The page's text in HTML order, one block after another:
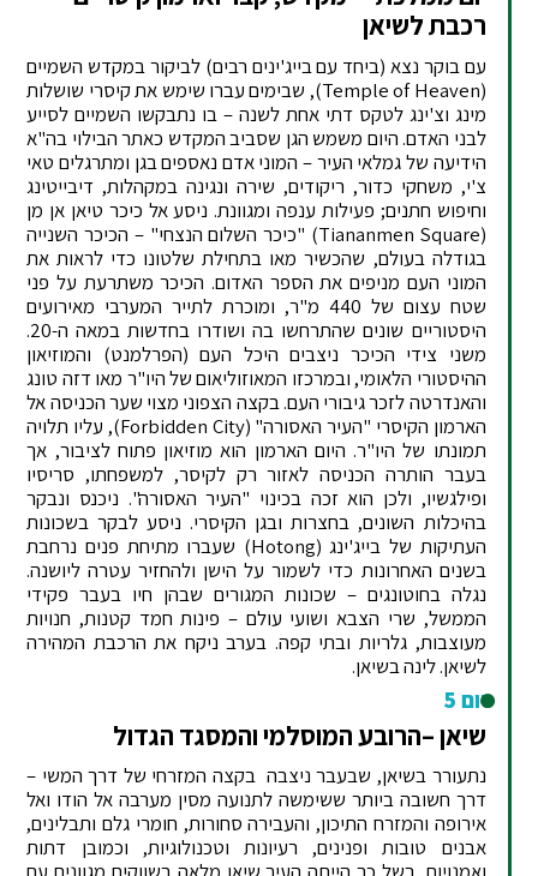
רכבת לשיאן
עם בוקר נצא (ביחד עם בייג'ינים רבים) לביקור במקדש השמיים
(Temple of Heaven), שבימים עברו שימש את קיסרי שושלות
מינג וצ'ינג לטקס דתי אחת לשנה – בו נתבקשו השמיים לסייע
לבני האדם. היום משמש הגן שסביב המקדש כאתר הבילוי בה"א
הידיעה של גמלאי העיר – המוני אדם נאספים בגן ומתרגלים טאי
צ'י, משחקי כדור, ריקודים, שירה ונגינה במקהלות, דיבייטינג
וחיפוש חתנים; פעילות ענפה ומגוונת. ניסע אל כיכר טיאן אן מן
(Tiananmen Square) "כיכר השלום הנצחי" – הכיכר השנייה
בגודלה בעולם, שהכשיר מאו בתחילת שלטונו כדי לראות את
המוני העם מניפים את הספר האדום. הכיכר משתרעת על פני
שטח עצום של 440 מ"ר, ומוכרת לתייר המערבי מאירועים
היסטוריים שונים שהתרחשו בה ושודרו בחדשות במאה ה-20.
משני צידי הכיכר ניצבים היכל העם (הפרלמנט) והמוזיאון
ההיסטורי הלאומי, ובמרכזו המאוזוליאום של היו"ר מאו דזה טונג
והאנדרטה לזכר גיבורי העם. בקצה הצפוני מצוי שער הכניסה אל
הארמון הקיסרי "העיר האסורה" (Forbidden City), עליו תלויה
תמונתו של היו"ר. היום הארמון הוא מוזיאון פתוח לציבור, אך
בעבר הותרה הכניסה לאזור רק לקיסר, למשפחתו, סריסיו
ופילגשיו, ולכן הוא זכה בכינוי "העיר האסורה". ניכנס ונבקר
בהיכלות השונים, בחצרות ובגן הקיסרי. ניסע לבקר בשכונות
העתיקות של בייג'ינג (Hotong) שעברו מתיחת פנים נרחבת
בשנים האחרונות כדי לשמור על הישן ולהחזיר עטרה ליושנה.
נגלה בחוטונגים – שכונות המגורים שבהן חיו בעבר פקידי
הממשל, שרי הצבא ושועי עולם – פינות חמד קטנות, חנויות
מעוצבות, גלריות ובתי קפה. בערב ניקח את הרכבת המהירה
לשיאן. לינה בשיאן.
יום 5
שיאן –הרובע המוסלמי והמסגד הגדול
נתעורר בשיאן, שבעבר ניצבה בקצה המזרחי של דרך המשי –
דרך חשובה ביותר ששימשה לתנועה מסין מערבה אל הודו ואל
אירופה והמזרח התיכון, והעבירה סחורות, חומרי גלם ותבלינים,
אבנים טובות ופנינים, רעיונות וטכנולוגיות, וכמובן דתות